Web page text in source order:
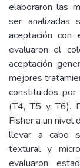
elaboraron las
ser analizadas
aceptación
evaluaron el
aceptación
mejores
constituidos
(T4, T5 y T6).
Fisher a un nivel
llevar a cabo
textural y
evaluaron